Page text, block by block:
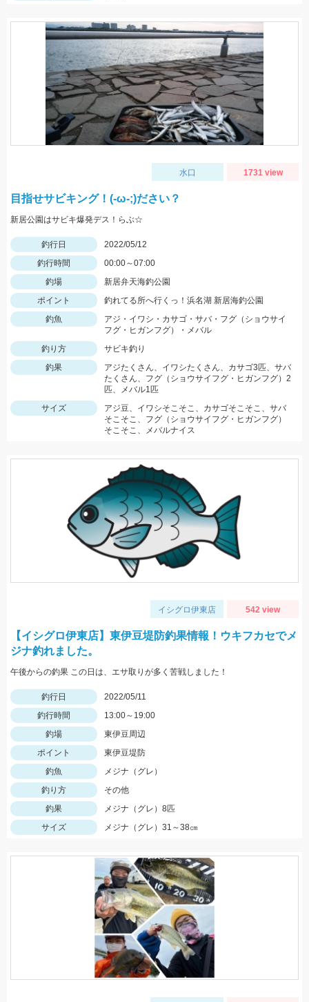
水口 1731 view
目指せサビキング！(-ω-;)ださい？
新居公園はサビキ爆発デス！らぶ☆
釣行日
2022/05/12
釣行時間
00:00～07:00
釣場
新居弁天海釣公園
ポイント
釣れてる所へ行くっ！浜名湖 新居海釣公園
釣魚
アジ・イワシ・カサゴ・サバ・フグ（ショウサイ
フグ・ヒガンフグ）・メバル
釣り方
サビキ釣り
釣果
アジたくさん、イワシたくさん、カサゴ3匹、サバ
たくさん、フグ（ショウサイフグ・ヒガンフグ）2
匹、メバル1匹
サイズ
アジ豆、イワシそこそこ、カサゴそこそこ、サバ
そこそこ、フグ（ショウサイフグ・ヒガンフグ）
そこそこ、メバルナイス
イシグロ伊東店 542 view
【イシグロ伊東店】東伊豆堤防釣果情報！ウキフカセでメ
ジナ釣れました。
午後からの釣果 この日は、エサ取りが多く苦戦しました！
釣行日
2022/05/11
釣行時間
13:00～19:00
釣場
東伊豆周辺
ポイント
東伊豆堤防
釣魚
メジナ（グレ）
釣り方
その他
釣果
メジナ（グレ）8匹
サイズ
メジナ（グレ）31～38㎝